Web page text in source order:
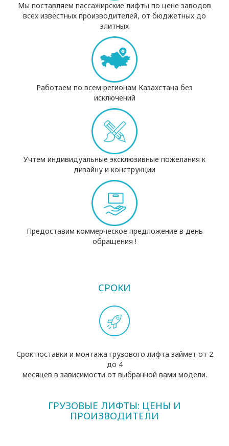
Мы поставляем пассажирские лифты по цене заводов
всех известных производителей, от бюджетных до
элитных
Работаем по всем регионам Казахстана без
исключений
Учтем индивидуальные эксклюзивные пожелания к
дизайну и конструкции
Предоставим коммерческое предложение в день
обращения !
СРОКИ
Срок поставки и монтажа грузового лифта займет от 2
до 4
месяцев в зависимости от выбранной вами модели.
ГРУЗОВЫЕ ЛИФТЫ: ЦЕНЫ И
ПРОИЗВОДИТЕЛИ